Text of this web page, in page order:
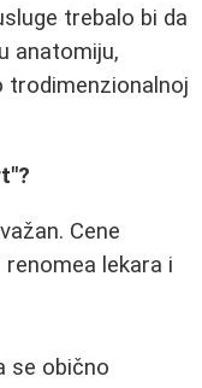
trebalo bi da
anatomiju,
trodimenzionalnoj
Cene
lekara i
se obično